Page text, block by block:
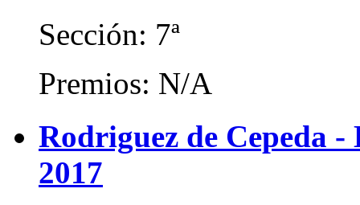
Sección: 7ª
Premios: N/A
Rodriguez de Cepeda
2017